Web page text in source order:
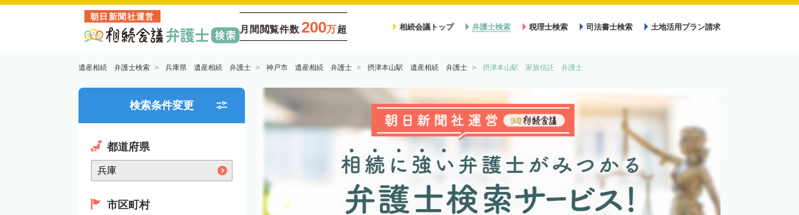
朝日新聞社運営
月間閲覧件数 200万超 相続会議トップ 弁護士検索 税理士検索 司法書士検索 土地活用プラン請求
遺産相続 弁護士検索 兵庫県 遺産相続 弁護士 神戸市 遺産相続 弁護士 摂津本山駅 遺産相続 弁護士 摂津本山駅 家族信託 弁護士
検索条件変更
都道府県
市区町村